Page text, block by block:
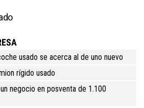
usado se acerca al de uno nuevo
rígido usado
negocio en posventa de 1.100